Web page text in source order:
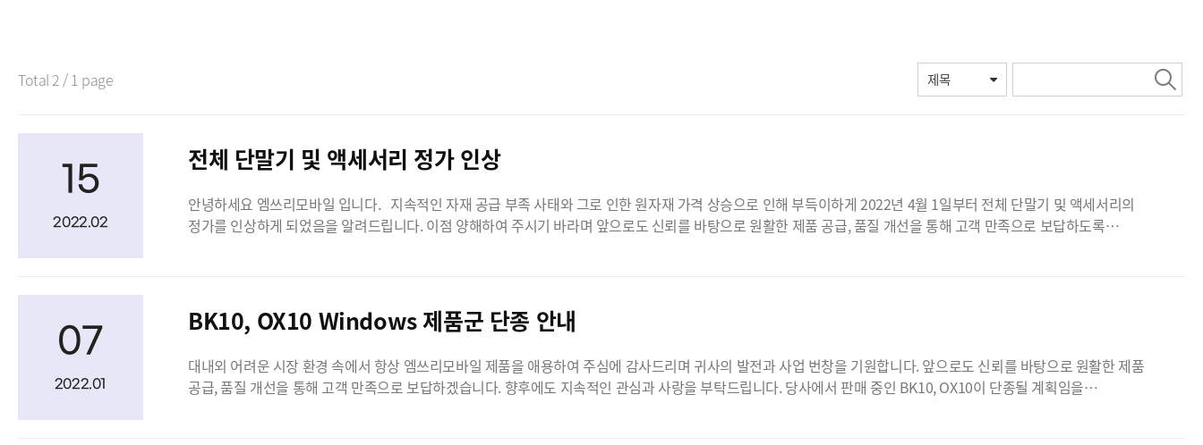
Total2 / 1 page
15
2022.02
전체 단말기 및 액세서리 정가 인상
안녕하세요 엠쓰리모바일 입니다. 지속적인 자재 공급 부족 사태와 그로 인한 원자재 가격 상승으로 인해 부득이하게 2022년 4월 1일부터 전체 단말기 및 액세서리의
정가를 인상하게 되었음을 알려드립니다. 이점 양해하여 주시기 바라며 앞으로도 신뢰를 바탕으로 원활한 제품 공급, 품질 개선을 통해 고객 만족으로 보답하도록
07
2022.01
BK10, OX10 Windows 제품군 단종 안내
대내외 어려운 시장 환경 속에서 항상 엠쓰리모바일 제품을 애용하여 주심에 감사드리며 귀사의 발전과 사업 번창을 기원합니다. 앞으로도 신뢰를 바탕으로 원활한 제품
공급, 품질 개선을 통해 고객 만족으로 보답하겠습니다. 향후에도 지속적인 관심과 사랑을 부탁드립니다. 당사에서 판매 중인 BK10, OX10이 단종될 계획임을